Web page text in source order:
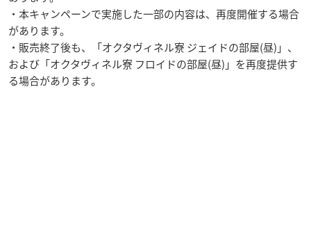
・本キャンペーンで実施した一部の内容は、再度開催する場合
があります。
・販売終了後も、「オクタヴィネル寮 ジェイドの部屋(昼)」、
および「オクタヴィネル寮 フロイドの部屋(昼)」を再度提供す
る場合があります。